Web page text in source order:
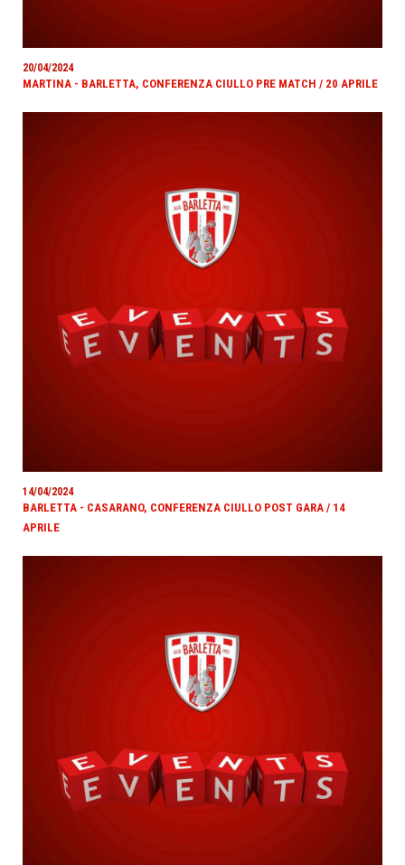
20/04/2024
MARTINA - BARLETTA, CONFERENZA CIULLO PRE MATCH / 20 APRILE
14/04/2024
BARLETTA - CASARANO, CONFERENZA CIULLO POST GARA / 14
APRILE